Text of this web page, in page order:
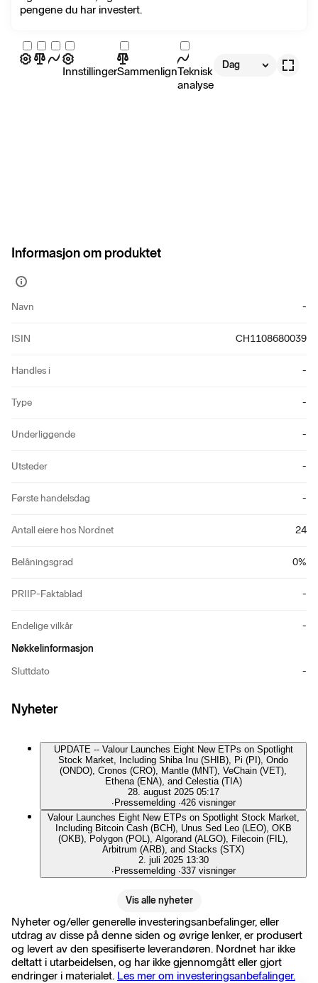
pengene du har investert.
InnstillingerSammenlignTeknisk
analyse
Dag
Informasjon om produktet
Vis
informasjon
Navn -
ISIN CH1108680039
Handles i -
Type -
Underliggende -
Utsteder -
Første handelsdag -
Antall eiere hos Nordnet 24
Belåningsgrad 0%
PRIIP-Faktablad -
Endelige vilkår
-
Nøkkelinformasjon
Sluttdato
-
Nyheter
UPDATE -- Valour Launches Eight New ETPs on Spotlight
Stock Market, Including Shiba Inu (SHIB), Pi (PI), Ondo
(ONDO), Cronos (CRO), Mantle (MNT), VeChain (VET),
Ethena (ENA), and Celestia (TIA)
28. august 2025 05:17
∙Pressemelding ∙426 visninger
Valour Launches Eight New ETPs on Spotlight Stock Market,
Including Bitcoin Cash (BCH), Unus Sed Leo (LEO), OKB
(OKB), Polygon (POL), Algorand (ALGO), Filecoin (FIL),
Arbitrum (ARB), and Stacks (STX)
2. juli 2025 13:30
∙Pressemelding ∙337 visninger
Vis alle nyheter
Nyheter og/eller generelle investeringsanbefalinger, eller
utdrag av disse på denne siden og øvrige lenker, er produsert
og levert av den spesifiserte leverandøren. Nordnet har ikke
deltatt i utarbeidelsen, og har ikke gjennomgått eller gjort
endringer i materialet. Les mer om investeringsanbefalinger.